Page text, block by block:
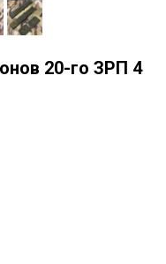
20-го ЗРП 4